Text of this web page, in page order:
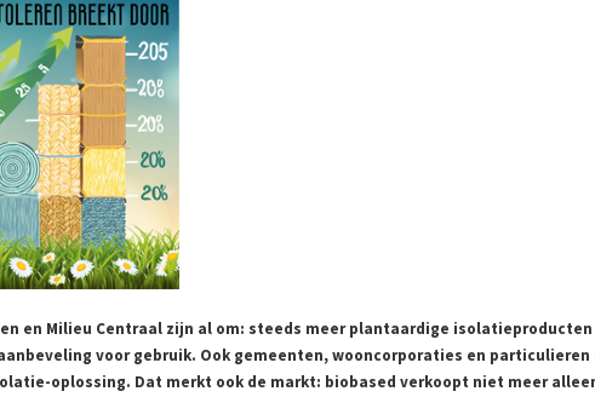
en Milieu Centraal zijn al om: steeds meer plantaardige
voor gebruik. Ook gemeenten, wooncorporaties en
oplossing. Dat merkt ook de markt: biobased verkoopt niet meer